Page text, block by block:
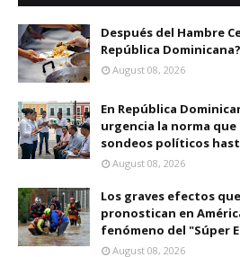
Después del Hambre
República Dominicana?
August 08, 2026
En República
urgencia la norma
sondeos políticos
August 08, 2026
Los graves efectos
pronostican en
fenómeno del "Súper
August 08, 2026